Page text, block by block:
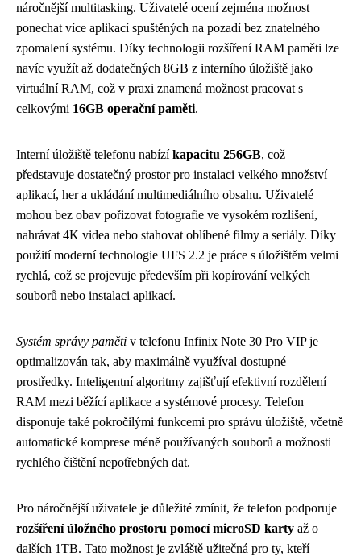
náročnější multitasking. Uživatelé ocení zejména možnost
ponechat více aplikací spuštěných na pozadí bez znatelného
zpomalení systému. Díky technologii rozšíření RAM paměti lze
navíc využít až dodatečných 8GB z interního úložiště jako
virtuální RAM, což v praxi znamená možnost pracovat s
celkovými 16GB operační paměti.
Interní úložiště telefonu nabízíkapacitu 256GB, což
představuje dostatečný prostor pro instalaci velkého množství
aplikací, her a ukládání multimediálního obsahu. Uživatelé
mohou bez obav pořizovat fotografie ve vysokém rozlišení,
nahrávat 4K videa nebo stahovat oblíbené filmy a seriály. Díky
použití moderní technologie UFS 2.2 je práce s úložištěm velmi
rychlá, což se projevuje především při kopírování velkých
souborů nebo instalaci aplikací.
Systém správy paměti v telefonu Infinix Note 30 Pro VIP je
optimalizován tak, aby maximálně využíval dostupné
prostředky. Inteligentní algoritmy zajišťují efektivní rozdělení
RAM mezi běžící aplikace a systémové procesy. Telefon
disponuje také pokročilými funkcemi pro správu úložiště, včetně
automatické komprese méně používaných souborů a možnosti
rychlého čištění nepotřebných dat.
Pro náročnější uživatele je důležité zmínit, že telefon podporuje
rozšíření úložného prostoru pomocí microSD karty až o
dalších 1TB. Tato možnost je zvláště užitečná pro ty, kteří